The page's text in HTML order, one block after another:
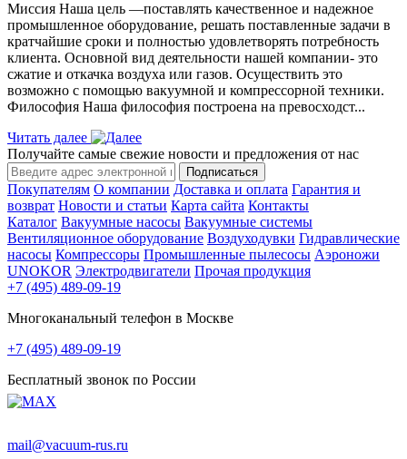
Миссия Наша цель ―поставлять качественное и надежное
промышленное оборудование, решать поставленные задачи в
кратчайшие сроки и полностью удовлетворять потребность
клиента. Основной вид деятельности нашей компании- это
сжатие и откачка воздуха или газов. Осуществить это
возможно с помощью вакуумной и компрессорной техники.
Философия Наша философия построена на превосходст...
Читать далее
Получайте самые свежие новости и предложения от нас
Подписаться
Покупателям О компании Доставка и оплата Гарантия и
возврат Новости и статьи Карта сайта Контакты
Каталог Вакуумные насосы Вакуумные системы
Вентиляционное оборудование Воздуходувки Гидравлические
насосы Компрессоры Промышленные пылесосы Аэроножи
UNOKOR Электродвигатели Прочая продукция
+7 (495) 489-09-19
Многоканальный телефон в Москве
+7 (495) 489-09-19
Бесплатный звонок по России
mail@vacuum-rus.ru